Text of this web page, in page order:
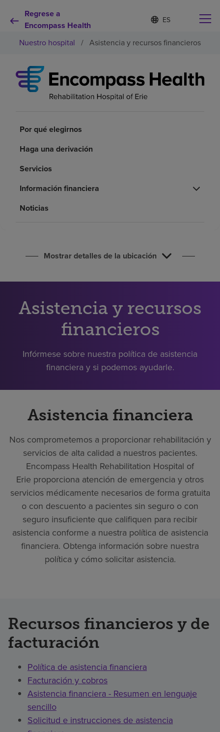
Regrese a
Encompass Health
Lista
de
idiomas
contraída
d
o
s
e
Por qué debe elegirnos
Recursos de salud
Empleos
Pagar mi factura
Nuestro hospital / Asistencia y recursos financieros
Por qué elegirnos
Haga una derivación
Servicios
Información financiera
Noticias
Mostrar detalles de la ubicación
Asistencia y recursos
financieros
Infórmese sobre nuestra política de asistencia
financiera y si podemos ayudarle.
Asistencia financiera
Nos comprometemos a proporcionar rehabilitación y
servicios de alta calidad a nuestros pacientes.
Encompass Health Rehabilitation Hospital of
Erie proporciona atención de emergencia y otros
servicios médicamente necesarios de forma gratuita
o con descuento a pacientes sin seguro o con
seguro insuficiente que califiquen para recibir
asistencia conforme a nuestra política de asistencia
financiera. Obtenga información sobre nuestra
política y cómo solicitar asistencia.
Recursos financieros y de
facturación
Política de asistencia financiera
Facturación y cobros
Asistencia financiera - Resumen en lenguaje
sencillo
Solicitud e instrucciones de asistencia